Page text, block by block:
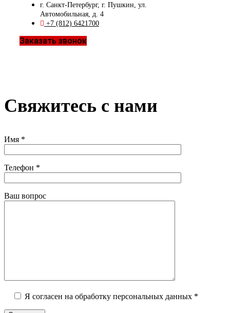
г. Санкт-Петербург, г. Пушкин, ул.
Автомобильная, д. 4
+7 (812) 6421700
Заказать звонок
Свяжитесь с нами
Имя *
Телефон *
Ваш вопрос
Я согласен на обработку персональных данных *